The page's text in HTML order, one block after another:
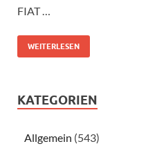
FIAT …
WEITERLESEN
KATEGORIEN
Allgemein (543)